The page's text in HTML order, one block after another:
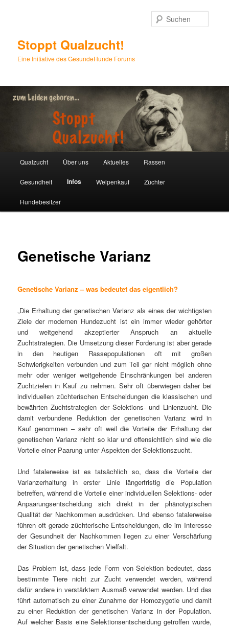
Stoppt Qualzucht!
Eine Initiative des GesundeHunde Forums
Qualzucht Über uns Aktuelles Rassen
Gesundheit Infos Welpenkauf Züchter
Hundebesitzer
Genetische Varianz
Genetische Varianz – was bedeutet das eigentlich?
„Die Erhaltung der genetischen Varianz als eines der wichtigsten
Ziele der modernen Hundezucht ist ein immer wieder gehörter
und weitgehend akzeptierter Anspruch an aktuelle
Zuchtstrategien. Die Umsetzung dieser Forderung ist aber gerade
in den heutigen Rassepopulationen oft mit großen
Schwierigkeiten verbunden und zum Teil gar nicht möglich ohne
mehr oder weniger weitgehende Einschränkungen bei anderen
Zuchtzielen in Kauf zu nehmen. Sehr oft überwiegen daher bei
individuellen züchterischen Entscheidungen die klassischen und
bewährten Zuchtstrategien der Selektions- und Linienzucht. Die
damit verbundene Reduktion der genetischen Varianz wird in
Kauf genommen – sehr oft weil die Vorteile der Erhaltung der
genetischen Varianz nicht so klar und offensichtlich sind wie die
Vorteile einer Paarung unter Aspekten der Selektionszucht.
Und fatalerweise ist es tatsächlich so, dass die Vorteile der
Varianzerhaltung in erster Linie längerfristig die Population
betreffen, während die Vorteile einer individuellen Selektions- oder
Anpaarungsentscheidung sich direkt in der phänotypischen
Qualität der Nachkommen ausdrücken. Und ebenso fatalerweise
führen oft gerade züchterische Entscheidungen, die im Interesse
der Gesundheit der Nachkommen liegen zu einer Verschärfung
der Situation der genetischen Vielfalt.
Das Problem ist, dass jede Form von Selektion bedeutet, dass
bestimmte Tiere nicht zur Zucht verwendet werden, während
dafür andere in verstärktem Ausmaß verwendet werden. Und das
führt automatisch zu einer Zunahme der Homozygotie und damit
zu einer Reduktion der genetischen Varianz in der Population.
Auf welcher Basis eine Selektionsentscheidung getroffen wurde,